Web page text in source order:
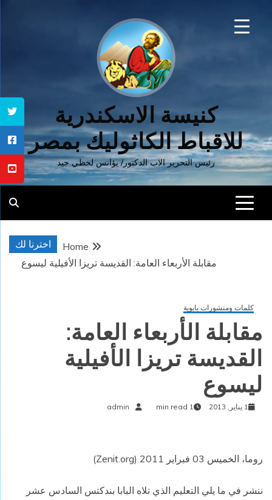
كنيسة الاسكندرية
للاقباط الكاثوليك بمصر
رئيس التحرير الاب الدكتور/ يؤانس لحظي جيد
اخترنا لك
Home
مقابلة الأربعاء العامة: القديسة تريزا الأفيلية ليسوع
كلمات ومنشورات بابوية
مقابلة الأربعاء العامة:
القديسة تريزا الأفيلية
ليسوع
1 يناير, 2013 1 min read
admin
روما، الخميس 03 فبراير 2011 (Zenit.org)
ننشر في ما يلي التعليم الذي تلاه البابا بندكتس السادس عشر